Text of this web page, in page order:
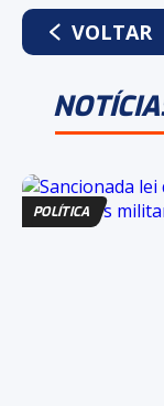
WHATSAPP
VOLTAR
POLÍTICA